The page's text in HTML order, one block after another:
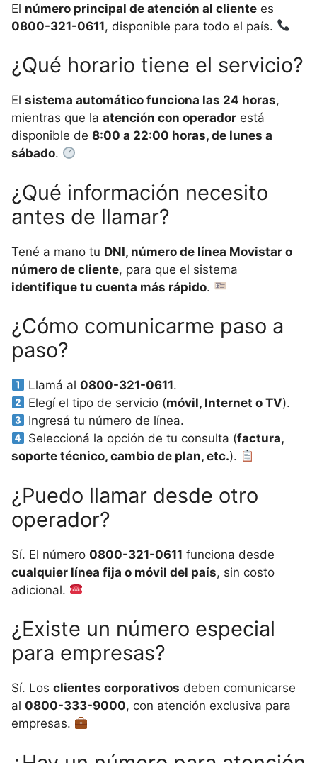
El número principal de atención al cliente es
0800-321-0611, disponible para todo el país.
¿Qué horario tiene el servicio?
El sistema automático funciona las 24 horas,
mientras que la atención con operador está
disponible de 8:00 a 22:00 horas, de lunes a
sábado.
¿Qué información necesito
antes de llamar?
Tené a mano tu DNI, número de línea Movistar o
número de cliente, para que el sistema
identifique tu cuenta más rápido.
¿Cómo comunicarme paso a
paso?
Llamá al0800-321-0611.
Elegí el tipo de servicio (móvil, Internet o TV).
Ingresá tu número de línea.
Seleccioná la opción de tu consulta (factura,
soporte técnico, cambio de plan, etc.).
¿Puedo llamar desde otro
operador?
Sí. El número 0800-321-0611 funciona desde
cualquier línea fija o móvil del país, sin costo
adicional.
¿Existe un número especial
para empresas?
Sí. Los clientes corporativos deben comunicarse
al 0800-333-9000, con atención exclusiva para
empresas.